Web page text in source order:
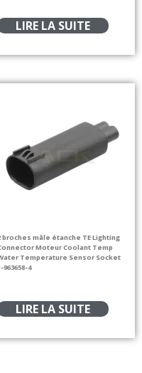
LIRE LA SUITE
broches mâle étanche TE Lighting
Moteur Coolant Temp
Temperature Sensor Socket
963658-4
LIRE LA SUITE